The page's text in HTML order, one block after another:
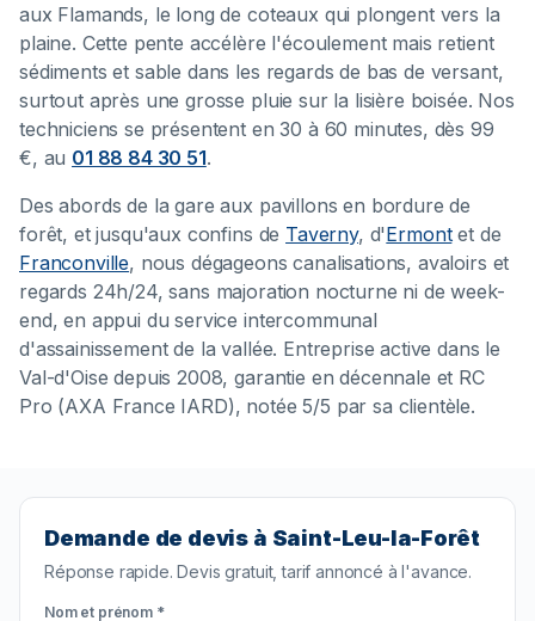
aux Flamands, le long de coteaux qui plongent vers la
plaine. Cette pente accélère l'écoulement mais retient
sédiments et sable dans les regards de bas de versant,
surtout après une grosse pluie sur la lisière boisée. Nos
techniciens se présentent en 30 à 60 minutes, dès 99
€, au 01 88 84 30 51.
Des abords de la gare aux pavillons en bordure de
forêt, et jusqu'aux confins de Taverny, d'Ermontet de
Franconville, nous dégageons canalisations, avaloirs et
regards 24h/24, sans majoration nocturne ni de week-
end, en appui du service intercommunal
d'assainissement de la vallée. Entreprise active dans le
Val-d'Oise depuis 2008, garantie en décennale et RC
Pro (AXA France IARD), notée 5/5 par sa clientèle.
Demande de devis à Saint-Leu-la-Forêt
Réponse rapide. Devis gratuit, tarif annoncé à l'avance.
Nom et prénom *